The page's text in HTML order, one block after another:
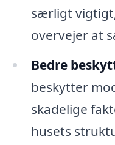
særligt
overvejer at
Bedre
beskytter
skadelige
husets